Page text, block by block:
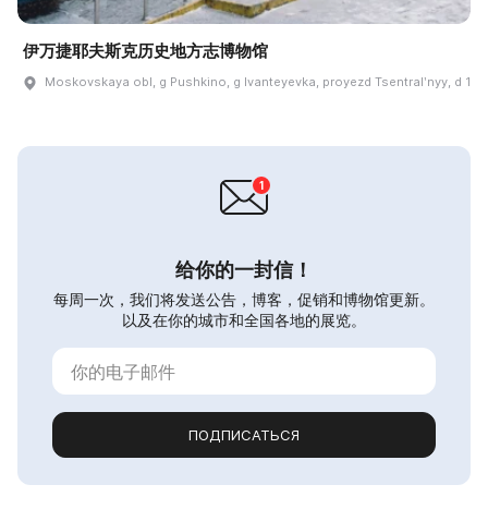
伊万捷耶夫斯克历史地方志博物馆
Moskovskaya obl, g Pushkino, g Ivanteyevka, proyezd Tsentralʹnyy, d 1
给你的一封信！
每周一次，我们将发送公告，博客，促销和博物馆更新。
以及在你的城市和全国各地的展览。
ПОДПИСАТЬСЯ